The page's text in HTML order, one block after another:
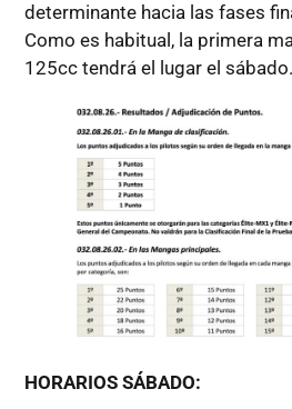
determinante hacia las fases
Como es habitual, la primera
125cc tendrá el lugar el sábado.
HORARIOS SÁBADO: